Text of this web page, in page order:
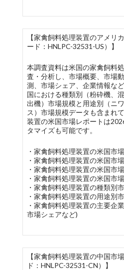
【家禽飼料処理装置のアメリ
ード：HNLPC-32531-US）】
本調査資料は米国の家禽飼料
査・分析し、市場概要、市場
測、市場シェア、企業情報な
国における種類別（粉砕機、
出機）市場規模と用途別（ニ
ス）市場規模データも含まれ
装置の米国市場レポートは
タマイズも可能です。
・家禽飼料処理装置の米国市
・家禽飼料処理装置の米国市
・家禽飼料処理装置の米国市
・家禽飼料処理装置の米国市
・家禽飼料処理装置の種類別
・家禽飼料処理装置の用途別
・家禽飼料処理装置の主要企
市場シェアなど)
【家禽飼料処理装置の中国市
ド：HNLPC-32531-CN）】